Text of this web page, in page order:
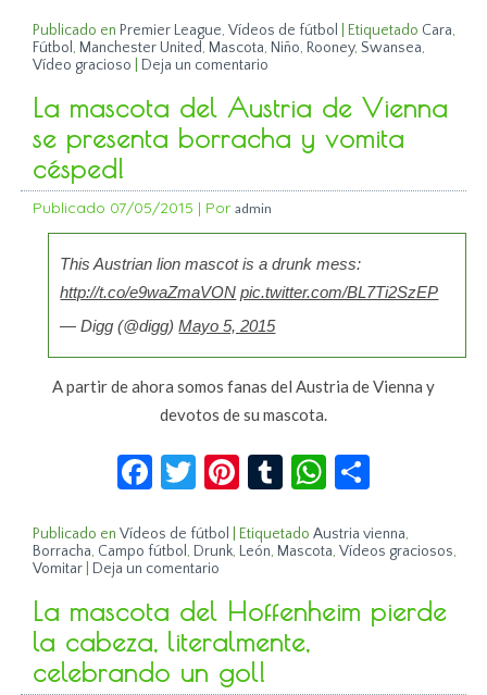
Publicado en Premier League,Vídeos de fútbol Etiquetado Cara,
Fútbol, Manchester United, Mascota, Niño, Rooney, Swansea,
Vídeo gracioso
Deja un comentario
La mascota del Austria de Vienna
se presenta borracha y vomita
césped!
Publicado 07/05/2015 | Por admin
This Austrian lion mascot is a drunk mess:
http://t.co/e9waZmaVON pic.twitter.com/BL7Ti2SzEP
— Digg (@digg)Mayo 5, 2015
A partir de ahora somos fanas del Austria de Vienna y
devotos de su mascota.
Facebook
Twitter
Pinterest
TumblrWhatsApp
Publicado en Vídeos de fútbol Etiquetado Austria vienna,
Borracha, Campo fútbol, Drunk, León, Mascota,Vídeos graciosos,
Vomitar
Deja un comentario
La mascota del Hoffenheim pierde
la cabeza, literalmente,
celebrando un gol!